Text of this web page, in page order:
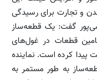
و تجارت برای رسیدگی
گفت: یک قطعه‌ساز
قطعات در غول‌های
پیدا کرده است. نماینده
به طور مستمر به